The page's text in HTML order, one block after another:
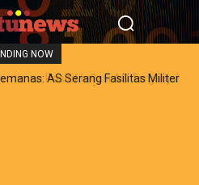
NOW
Positif Inflasi AS Terganjal